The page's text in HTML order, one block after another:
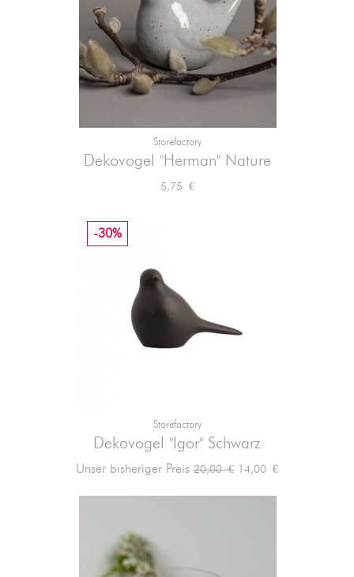
Storefactory
Dekovogel "Herman" Nature
Preis
5,75 €
Storefactory
Dekovogel "Igor" Schwarz
Unser bisheriger Preis Verkaufspreis
20,00 €
-30%
Preis
14,00 €